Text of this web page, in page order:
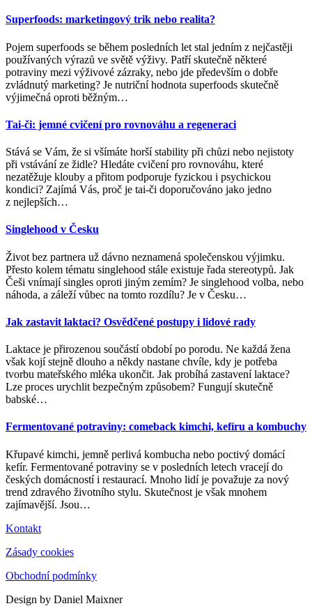
Superfoods: marketingový trik nebo realita?
Pojem superfoods se během posledních let stal jedním z nejčastěji
používaných výrazů ve světě výživy. Patří skutečně některé
potraviny mezi výživové zázraky, nebo jde především o dobře
zvládnutý marketing? Je nutriční hodnota superfoods skutečně
výjimečná oproti běžným…
Tai-či: jemné cvičení pro rovnováhu a regeneraci
Stává se Vám, že si všímáte horší stability při chůzi nebo nejistoty
při vstávání ze židle? Hledáte cvičení pro rovnováhu, které
nezatěžuje klouby a přitom podporuje fyzickou i psychickou
kondici? Zajímá Vás, proč je tai-či doporučováno jako jedno
z nejlepších…
Singlehood v Česku
Život bez partnera už dávno neznamená společenskou výjimku.
Přesto kolem tématu singlehood stále existuje řada stereotypů. Jak
Češi vnímají singles oproti jiným zemím? Je singlehood volba, nebo
náhoda, a záleží vůbec na tomto rozdílu? Je v Česku…
Jak zastavit laktaci? Osvědčené postupy i lidové rady
Laktace je přirozenou součástí období po porodu. Ne každá žena
však kojí stejně dlouho a někdy nastane chvíle, kdy je potřeba
tvorbu mateřského mléka ukončit. Jak probíhá zastavení laktace?
Lze proces urychlit bezpečným způsobem? Fungují skutečně
babské…
Fermentované potraviny: comeback kimchi, kefíru a kombuchy
Křupavé kimchi, jemně perlivá kombucha nebo poctivý domácí
kefír. Fermentované potraviny se v posledních letech vracejí do
českých domácností i restaurací. Mnoho lidí je považuje za nový
trend zdravého životního stylu. Skutečnost je však mnohem
zajímavější. Jsou…
Kontakt
Zásady cookies
Obchodní podmínky
Design by Daniel Maixner